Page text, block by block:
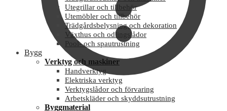
Utegrillar och tillbehör
Utemöbler och tillbehör
Trädgårdsbelysning och dekoration
Växthus och odlingslådor
Pool- och spautrustning
Bygg
Verktyg och maskiner
Handverktyg
Elektriska verktyg
Verktygslådor och förvaring
Arbetskläder och skyddsutrustning
Byggmaterial